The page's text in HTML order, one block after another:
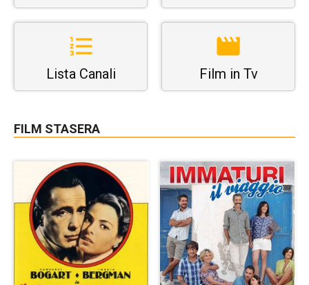
Lista Canali Film in Tv
FILM STASERA